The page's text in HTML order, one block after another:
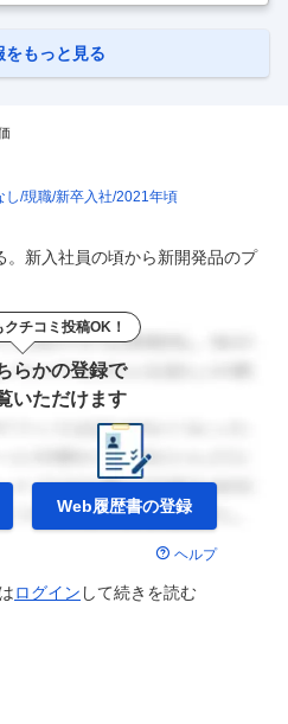
在庫・経理システム等）の設計・開
までの全ての工程を社員のみで完全
をもっと見る
し 現職 新卒入社 2021年頃
新入社員の頃から新開発品のプ
クチコミ投稿OK！
らかの登録で
いただけます
Web履歴書の登録
ヘルプ
ログイン して続きを読む